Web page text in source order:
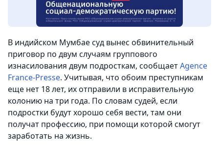
В индийском Мумбае суд вынес обвинительный
приговор по двум случаям группового
изнасилования двум подросткам, сообщаетAgence
France-Presse. Учитывая, что обоим преступникам
еще нет 18 лет, их отправили в исправительную
колонию на три года. По словам судей, если
подростки будут хорошо себя вести, там они
получат профессию, при помощи которой смогут
заработать на жизнь.